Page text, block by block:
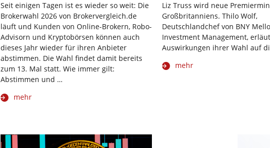
Seit einigen Tagen ist es wieder so weit: Die
Brokerwahl 2026 von Brokervergleich.de
läuft und Kunden von Online-Brokern, Robo-
Advisorn und Kryptobörsen können auch
dieses Jahr wieder für ihren Anbieter
abstimmen. Die Wahl findet damit bereits
zum 13. Mal statt. Wie immer gilt:
Abstimmen und …
mehr
Liz Truss wird neue
Großbritanniens. Thilo Wolf,
Deutschlandchef von BNY
Investment Management,
Auswirkungen ihrer Wahl auf
mehr